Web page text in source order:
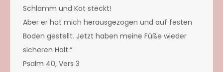
Schlamm und Kot steckt!
Aber er hat mich herausgezogen und auf festen
Boden gestellt. Jetzt haben meine Füße wieder
sicheren Halt.“
Psalm 40, Vers 3